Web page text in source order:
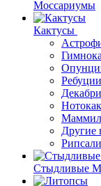
Моссариумы
Кактусы
Ребуции
Другие
Стыдливые